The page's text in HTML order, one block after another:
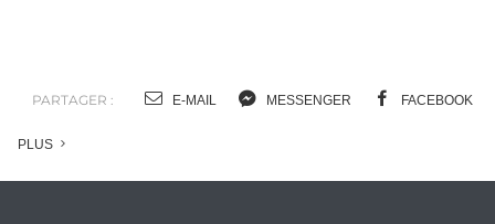
PARTAGER : E-MAIL MESSENGER FACEBOOK
PLUS